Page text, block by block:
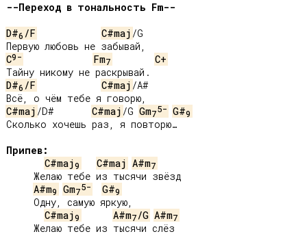
--Переход в тональность Fm--
D#6 /F C#maj /G
C9- Fm7
C+
D#6 /F C#maj /A#
C#maj /D# C#maj /G Gm75- G#9
Сколько хочешь раз, я повторю…
Припев:
C#maj9 C#maj A#m7
A#m9 Gm75- G#9
C#maj9 A#m7/G A#m7